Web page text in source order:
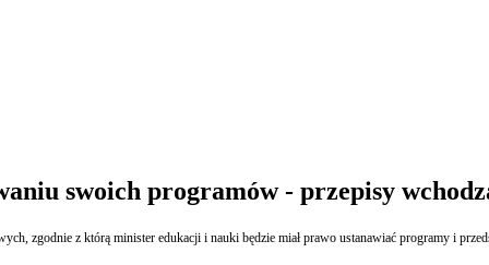
swoich programów - przepisy
zgodnie z którą minister edukacji i nauki będzie miał prawo ustanawiać programy i